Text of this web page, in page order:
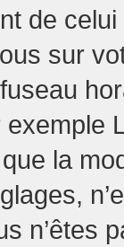
de
sur
la
n’êtes